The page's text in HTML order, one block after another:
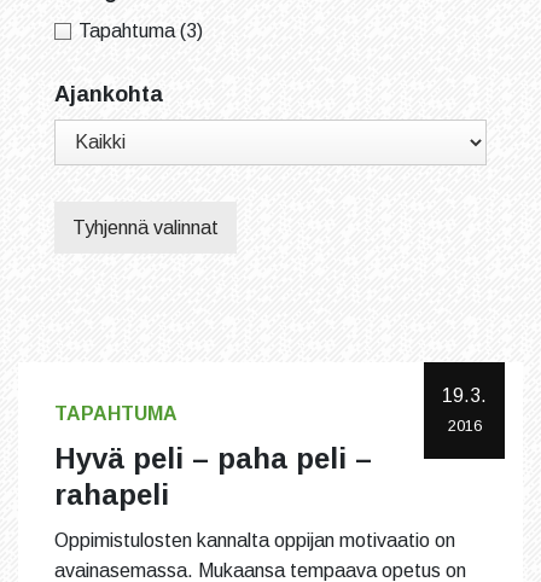
Tapahtuma (3)
Ajankohta
Tyhjennä valinnat
19.3.
2016
TAPAHTUMA
Hyvä peli – paha peli –
rahapeli
Oppimistulosten kannalta oppijan motivaatio on
avainasemassa. Mukaansa tempaava opetus on